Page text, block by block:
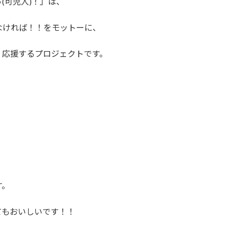
れば！！をモットーに、
援するプロジェクトです。
おいしいです！！